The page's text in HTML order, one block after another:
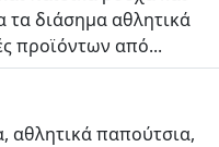
διάσημα αθλητικά
προϊόντων από...
αθλητικά παπούτσια,